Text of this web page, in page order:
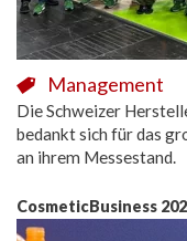
Management
Die Schweizer
bedankt sich für das
an ihrem Messestand.
CosmeticBusiness